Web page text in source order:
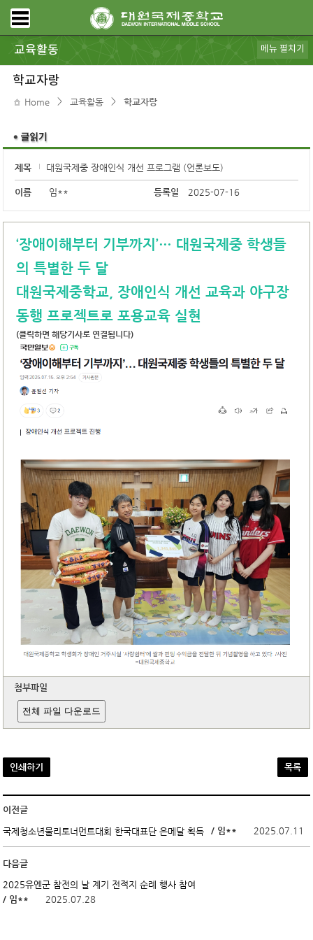
교육활동
연간일정
방과후학교
자유학기제
수업동영상
코로나 19를 대처하는 대원국제중 수업 현장
교육 활동 동영상
학교자랑
국제교류
진로&진학안내
메뉴 펼치기
학교자랑
Home > 교육활동 > 학교자랑
제목 대원국제중 장애인식 개선 프로그램 (언론보도)
이름 임** 등록일 2025-07-16
‘장애이해부터 기부까지’… 대원국제중 학생들
의 특별한 두 달
대원국제중학교, 장애인식 개선 교육과 야구장
동행 프로젝트로 포용교육 실현
(클릭하면 해당기사로 연결됩니다)
첨부파일
전체 파일 다운로드
인쇄하기 목록
이전글
국제청소년물리토너먼트대회 한국대표단 은메달 획득 / 임** 2025.07.11
다음글
2025유엔군 참전의 날 계기 전적지 순례 행사 참여
/ 임**
2025.07.28